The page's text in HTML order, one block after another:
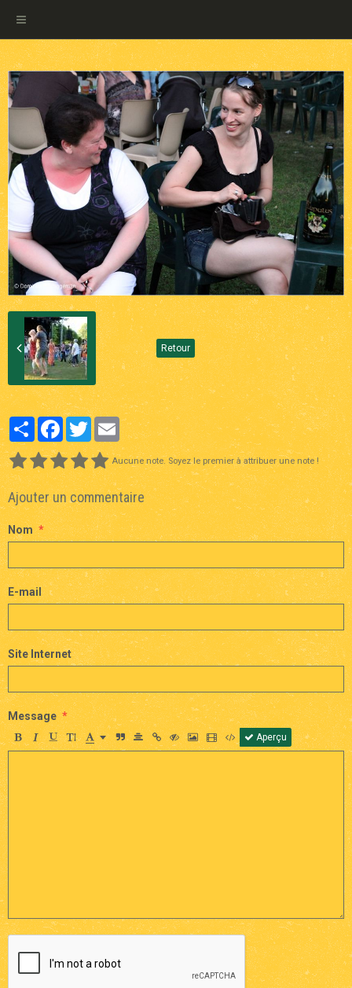
Retour
PartagerFacebook
TwitterEmail
Aucune note. Soyez le premier à attribuer une note !
Ajouter un commentaire
Nom
E-mail
Site Internet
Message
Aperçu